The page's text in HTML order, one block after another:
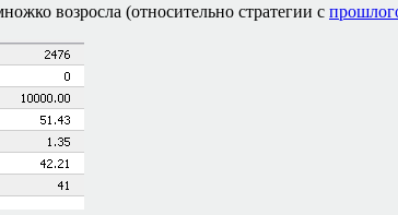
возросла (относительно стратегии с